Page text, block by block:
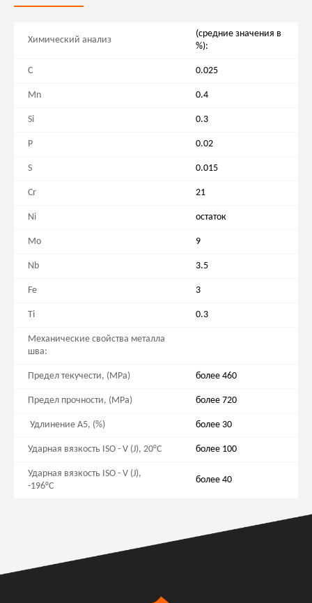
Химический анализ
(средние значения в
%):
C 0.025
Mn 0.4
Si 0.3
P 0.02
S 0.015
Cr 21
Ni остаток
Mo 9
Nb 3.5
Fe 3
Ti 0.3
Механические свойства металла
шва:
Предел текучести, (MРa) более 460
Предел прочности, (MРa) более 720
Удлинение A5, (%) более 30
Ударная вязкость ISO - V (J), 20°С более 100
Ударная вязкость ISO - V (J),
-196°С
более 40